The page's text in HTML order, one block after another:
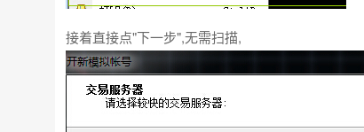
接着直接点"下一步",无需扫描,